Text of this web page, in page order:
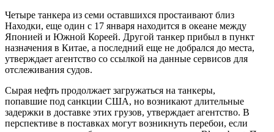
Четыре танкера из семи оставшихся простаивают близ
Находки, еще один с 17 января находится в океане между
Японией и Южной Кореей. Другой танкер прибыл в пункт
назначения в Китае, а последний еще не добрался до места,
утверждает агентство со ссылкой на данные сервисов для
отслеживания судов.
Сырая нефть продолжает загружаться на танкеры,
попавшие под санкции США, но возникают длительные
задержки в доставке этих грузов, утверждает агентство. В
перспективе в поставках могут возникнуть перебои, если